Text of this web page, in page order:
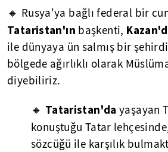
🔸 Rusya'ya bağlı federal bir
Tataristan'ın başkenti,
ile dünyaya ün salmış bir
bölgede ağırlıklı olarak
diyebiliriz.
🔸 Tataristan'dayaşayan
konuştuğu Tatar
sözcüğü ile karşılık